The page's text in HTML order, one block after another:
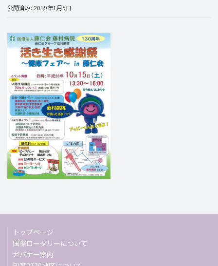
公開済み: 2019年1月5日
トップページ
国際ロータリーについて
ガバナー案内